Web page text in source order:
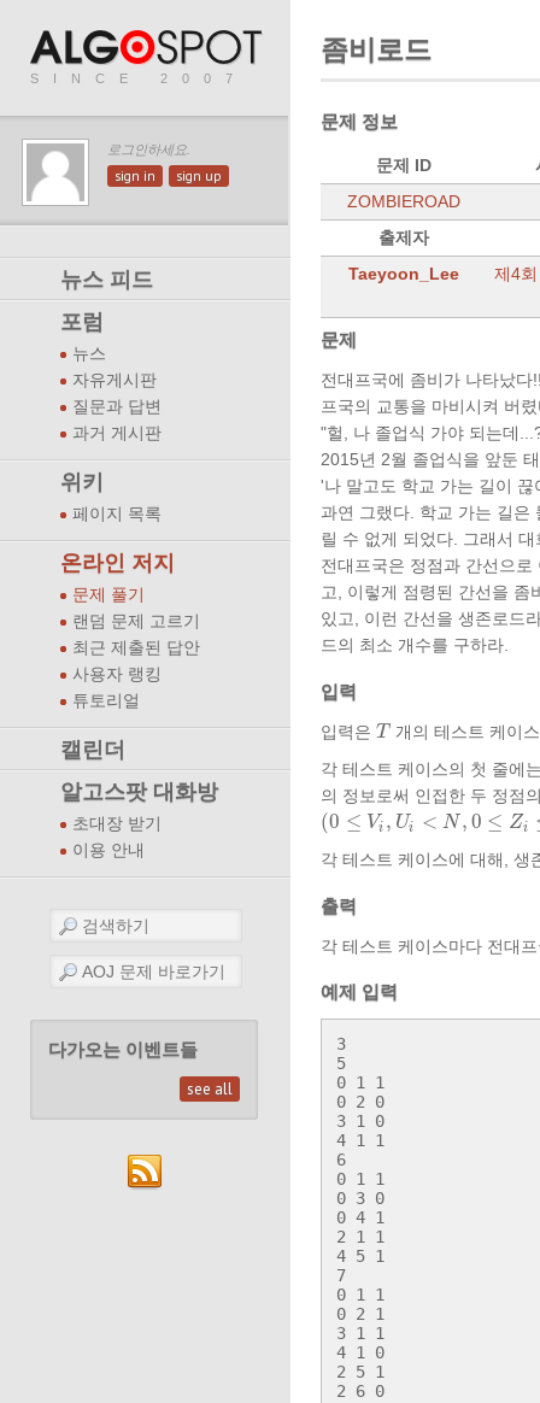
SINCE 2007
로그인하세요.
sign in sign up
뉴스 피드
포럼
뉴스
자유게시판
질문과 답변
과거 게시판
위키
페이지 목록
온라인 저지
문제 풀기
랜덤 문제 고르기
최근 제출된 답안
사용자 랭킹
튜토리얼
캘린더
알고스팟 대화방
초대장 받기
이용 안내
다가오는 이벤트들
see all
좀비로드
문제 정보
문제 ID
ZOMBIEROAD
출제자
Taeyoon_Lee
제4
문제
전대프국에 좀비가 나타났
프국의 교통을 마비시켜 버
"헐, 나 졸업식 가야 되는데
2015년 2월 졸업식을 앞둔
'나 말고도 학교 가는 길이
과연 그랬다. 학교 가는 길은
릴 수 없게 되었다. 그래서
전대프국은 정점과 간선으
고, 이렇게 점령된 간선을 좀
있고, 이런 간선을 생존로드
드의 최소 개수를 구하라.
입력
입력은 T 개의 테스트 케이
각 테스트 케이스의 첫 줄에
의 정보로써 인접한 두 정점
(0 ≤ Vi , Ui < N , 0 ≤ Zi
각 테스트 케이스에 대해, 생
출력
각 테스트 케이스마다 전대
예제 입력
3
5
0 1 1
0 2 0
3 1 0
4 1 1
6
0 1 1
0 3 0
0 4 1
2 1 1
4 5 1
7
0 1 1
0 2 1
3 1 1
4 1 0
2 5 1
2 6 0